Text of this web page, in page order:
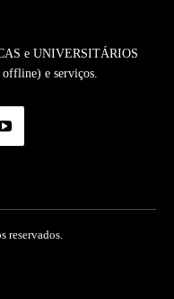
e UNIVERSITÁRIOS
e serviços.
reservados.